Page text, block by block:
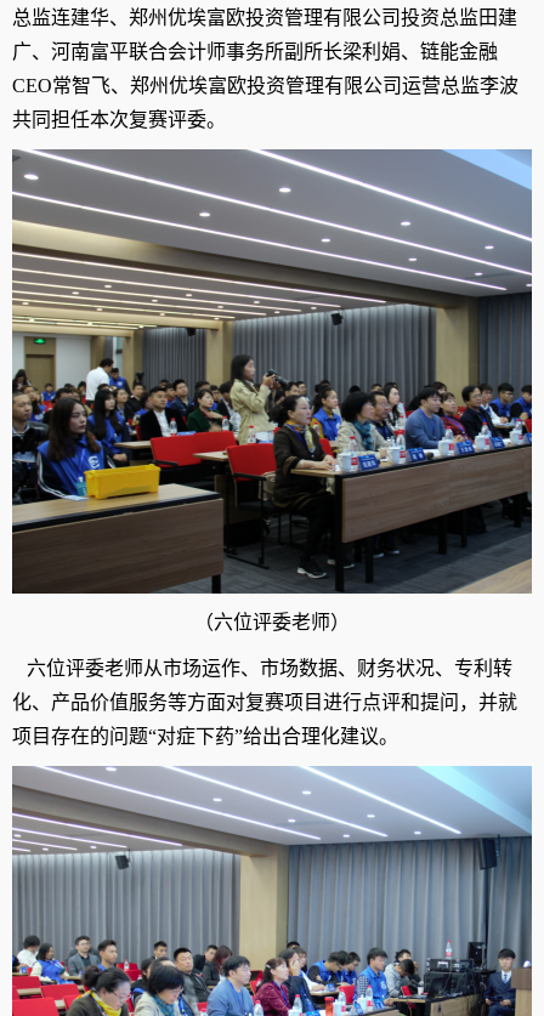
总监连建华、郑州优埃富欧投资管理有限公司投资总监田建
广、河南富平联合会计师事务所副所长梁利娟、链能金融
CEO常智飞、郑州优埃富欧投资管理有限公司运营总监李波
共同担任本次复赛评委。
（六位评委老师）
六位评委老师从市场运作、市场数据、财务状况、专利转
化、产品价值服务等方面对复赛项目进行点评和提问，并就
项目存在的问题“对症下药”给出合理化建议。